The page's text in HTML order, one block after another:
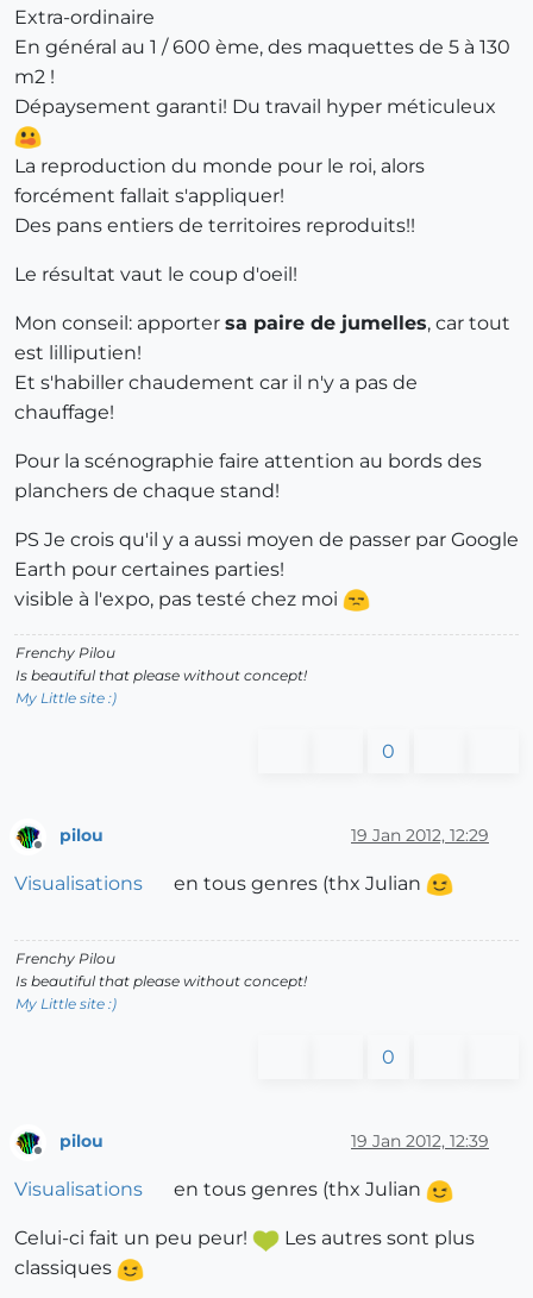
Extra-ordinaire
En général au 1 / 600 ème, des maquettes de 5 à 130
m2 !
Dépaysement garanti! Du travail hyper méticuleux
La reproduction du monde pour le roi, alors
forcément fallait s'appliquer!
Des pans entiers de territoires reproduits!!
Le résultat vaut le coup d'oeil!
Mon conseil: apporter sa paire de jumelles, car tout
est lilliputien!
Et s'habiller chaudement car il n'y a pas de
chauffage!
Pour la scénographie faire attention au bords des
planchers de chaque stand!
PS Je crois qu'il y a aussi moyen de passer par Google
Earth pour certaines parties!
visible à l'expo, pas testé chez moi
Frenchy Pilou
Is beautiful that please without concept!
My Little site :)
0
pilou 19 Jan 2012, 12:29
Visualisations en tous genres (thx Julian
Frenchy Pilou
Is beautiful that please without concept!
My Little site :)
0
pilou 19 Jan 2012, 12:39
Visualisations en tous genres (thx Julian
Celui-ci fait un peu peur!
Les autres sont plus
classiques